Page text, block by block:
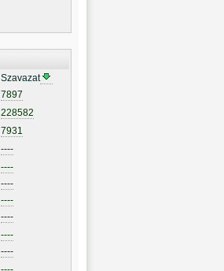
Szavazat
7897
228582
7931
----
----
----
----
----
----
----